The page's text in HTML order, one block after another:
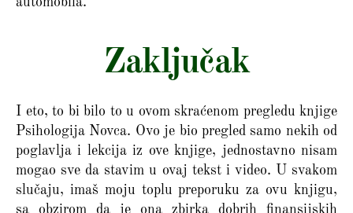
Zaključak
I eto, to bi bilo to u ovom skraćenom pregledu knjige
Psihologija Novca. Ovo je bio pregled samo nekih od
poglavlja i lekcija iz ove knjige, jednostavno nisam
mogao sve da stavim u ovaj tekst i video. U svakom
slučaju, imaš moju toplu preporuku za ovu knjigu,
sa obzirom da je ona zbirka dobrih finansijskih